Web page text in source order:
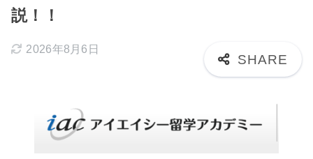
説！！
2026年8月6日